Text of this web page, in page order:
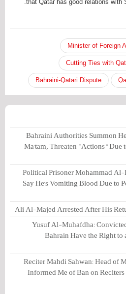
that Qatar has good relations with
Minister of Foreign
Cutting Ties with
Bahraini-Qatari Dispute
Bahraini Authorities Summon
Ma'tam, Threaten "Actions" Due
Political Prisoner Mohammad
Say He's Vomiting Blood Due to
Ali Al-Majed Arrested After His
Yusuf Al-Muhafdha:
Bahrain Have the Right
Reciter Mahdi Sahwan: Head of
Informed Me of Ban on